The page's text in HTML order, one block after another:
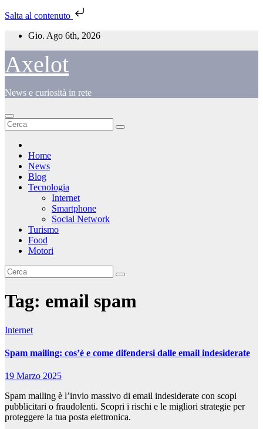
Salta al contenuto
Salta
contenuto
Gio. Ago 6th, 2026
Axelot
News e curiosità in rete
Home
News
Blog
Tecnologia
Internet
Smartphone
Social Network
Turismo
Food
Motori
Tag: email spam
Internet
Spam mailing: cos’è e come difendersi dalle email indesiderate
19 Marzo 2025
Spam mailing è l’invio massivo di email indesiderate con scopi
pubblicitari o fraudolenti. Scopri i rischi e le migliori strategie per
proteggere la tua posta elettronica.